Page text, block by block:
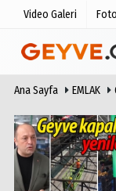
Video Galeri
Ana Sayfa EMLAK